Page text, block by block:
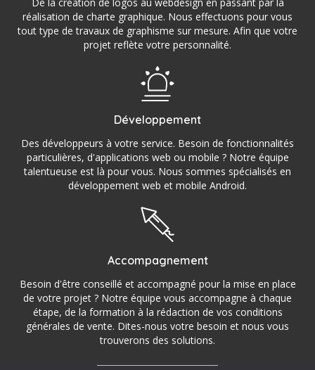
De la création de logos au webdesign en passant par la
réalisation de charte graphique. Nous effectuons pour vous
tout type de travaux de graphisme sur mesure. Afin que votre
projet reflète votre personnalité.
Développement
Des développeurs à votre service. Besoin de fonctionnalités
particulières, d'applications web ou mobile ? Notre équipe
talentueuse est là pour vous. Nous sommes spécialisés en
développement web et mobile Android.
Accompagnement
Besoin d'être conseillé et accompagné pour la mise en place
de votre projet ? Notre équipe vous accompagne à chaque
étape, de la formation à la rédaction de vos conditions
générales de vente. Dites-nous votre besoin et nous vous
trouverons des solutions.